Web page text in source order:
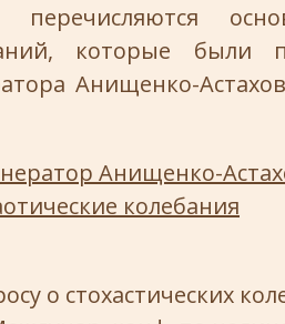
перечисляются
которые были
Анищенко-
Анищенко-
колебания
о стохастических